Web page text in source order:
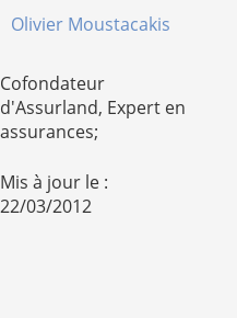
Olivier Moustacakis
Cofondateur
d'Assurland, Expert en
assurances;
Mis à jour le :
22/03/2012